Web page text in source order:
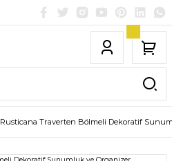
Rusticana Traverten Bölmeli Dekoratif